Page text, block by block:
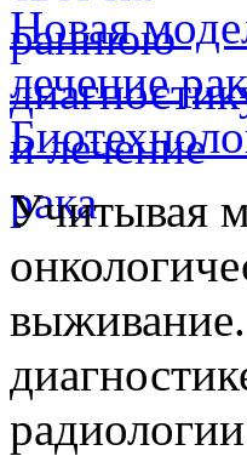
Новая
лечение
Учитывая